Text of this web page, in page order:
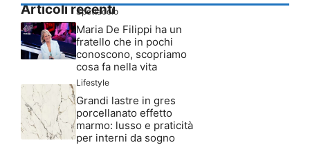
Articoli recenti
Spettacolo
Maria De Filippi ha un
fratello che in pochi
conoscono, scopriamo
cosa fa nella vita
Lifestyle
Grandi lastre in gres
porcellanato effetto
marmo: lusso e praticità
per interni da sogno